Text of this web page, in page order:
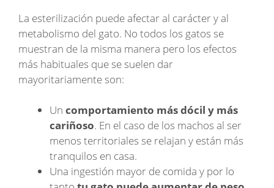
La esterilización puede afectar al carácter y al
metabolismo del gato. No todos los gatos se
muestran de la misma manera pero los efectos
más habituales que se suelen dar
mayoritariamente son:
Un comportamiento más dócil y más
cariñoso. En el caso de los machos al ser
menos territoriales se relajan y están más
tranquilos en casa.
Una ingestión mayor de comida y por lo